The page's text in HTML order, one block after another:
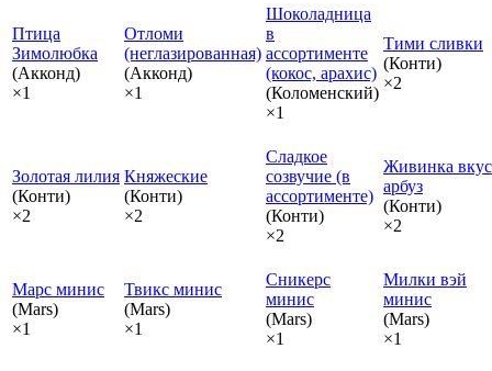
Птица
Зимолюбка
(Акконд)
×1
Отломи
(неглазированная)
(Акконд)
×1
Шоколадница
в
ассортименте
(кокос, арахис)
(Коломенский)
×1
Тими сливки
(Конти)
×2
Золотая лилия
(Конти)
×2
Княжеские
(Конти)
×2
Сладкое
созвучие (в
ассортименте)
(Конти)
×2
Живинка вкус
арбуз
(Конти)
×2
Марс минис
(Mars)
×1
Твикс минис
(Mars)
×1
Сникерс
минис
(Mars)
×1
Милки вэй
минис
(Mars)
×1